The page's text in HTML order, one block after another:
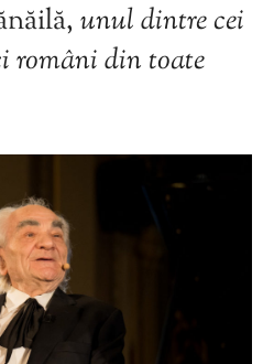
unul dintre cei
români din toate